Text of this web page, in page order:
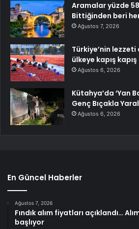
Aramalar yüzde
Bittiğinden beri
Ağustos 7, 2026
Türkiye’nin
ülkeye kapış kapış
Ağustos 6, 2026
Kütahya’da ‘Yan
Genç Bıçakla
Ağustos 6, 2026
En Güncel Haberler
Ağustos 7, 2026
Fındık alım fiyatları açıklandı…
başlıyor